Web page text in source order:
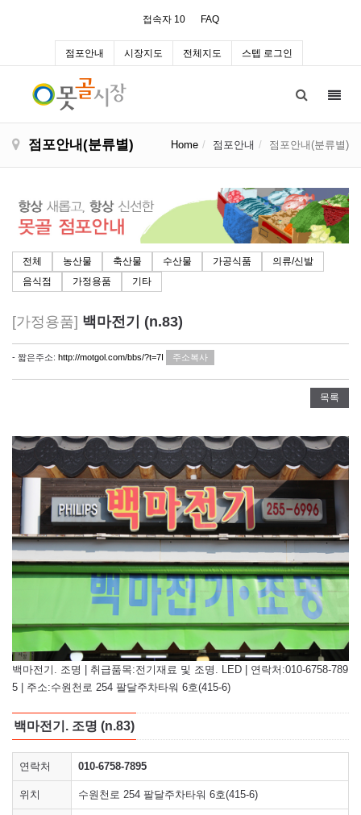
접속자 10 FAQ
점포안내 시장지도 전체지도 스텝 로그인
점포안내(분류별) Home 점포안내 점포안내(분류별)
전체 농산물 축산물 수산물 가공식품
의류/신발
음식점
가정용품 기타
[가정용품] 백마전기 (n.83)
- 짧은주소: http://motgol.com/bbs/?t=7I 주소복사
목록
백마전기. 조명 | 취급품목:전기재료 및 조명. LED | 연락처:010-6758-789
5 | 주소:수원천로 254 팔달주차타워 6호(415-6)
백마전기. 조명 (n.83)
연락처 010-6758-7895
위치 수원천로 254 팔달주차타워 6호(415-6)